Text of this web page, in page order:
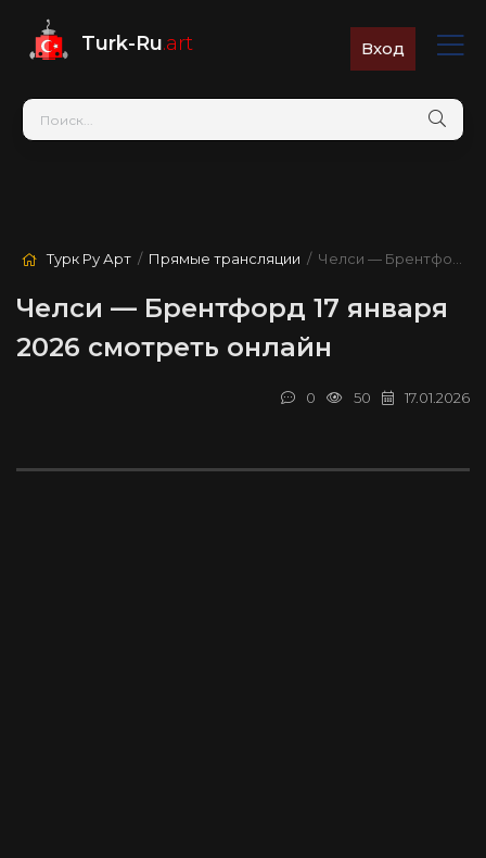
Turk-Ru.art Вход
Турк Ру Арт / Прямые трансляции / Челси — Брентфорд
Челси — Брентфорд 17 января
2026 смотреть онлайн
17.01.2026
50
0